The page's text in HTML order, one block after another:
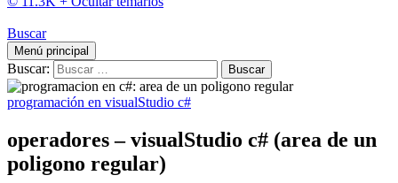
Buscar
Menú principal
Buscar:
programación en visualStudio c#
operadores – visualStudio c# (area de un
poligono regular)